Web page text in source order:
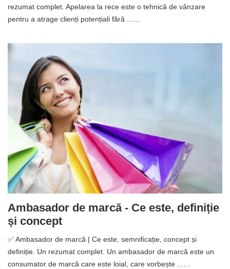
rezumat complet. Apelarea la rece este o tehnică de vânzare
pentru a atrage clienți potențiali fără ...…
Ambasador de marcă - Ce este, definiție
și concept
✅ Ambasador de marcă | Ce este, semnificație, concept și
definiție. Un rezumat complet. Un ambasador de marcă este un
consumator de marcă care este loial, care vorbește ...…